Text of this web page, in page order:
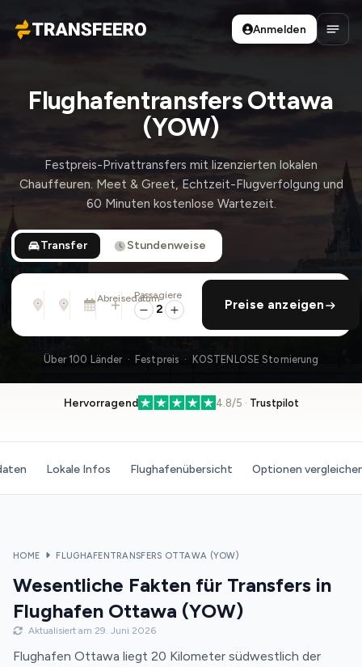
Transfeero
Anmelden
Flughafentransfers Ottawa
(YOW)
Festpreis-Privattransfers mit lizenzierten lokalen
Chauffeuren. Meet & Greet, Echtzeit-Flugverfolgung und
60 Minuten kostenlose Wartezeit.
Transfer Stundenweise
Von
Adresse, Flughafen, Hotel, ...
Nach
Adresse, Flughafen, Hotel, ...
Abreisedatum
Mi., 12. Aug. · 01:45 PM
rückfahrt hinzufügen
Passagiere
2 Preise anzeigen
Über 100 Länder · Festpreis · KOSTENLOSE Stornierung
Hervorragend 4.8/5 · Trustpilot
Lokale Infos Flughafenübersicht Optionen
HOME FLUGHAFENTRANSFERS OTTAWA (YOW)
Wesentliche Fakten für Transfers in
Flughafen Ottawa (YOW)
Aktualisiert am 29. Juni 2026
Flughafen Ottawa liegt 20 Kilometer südwestlich der